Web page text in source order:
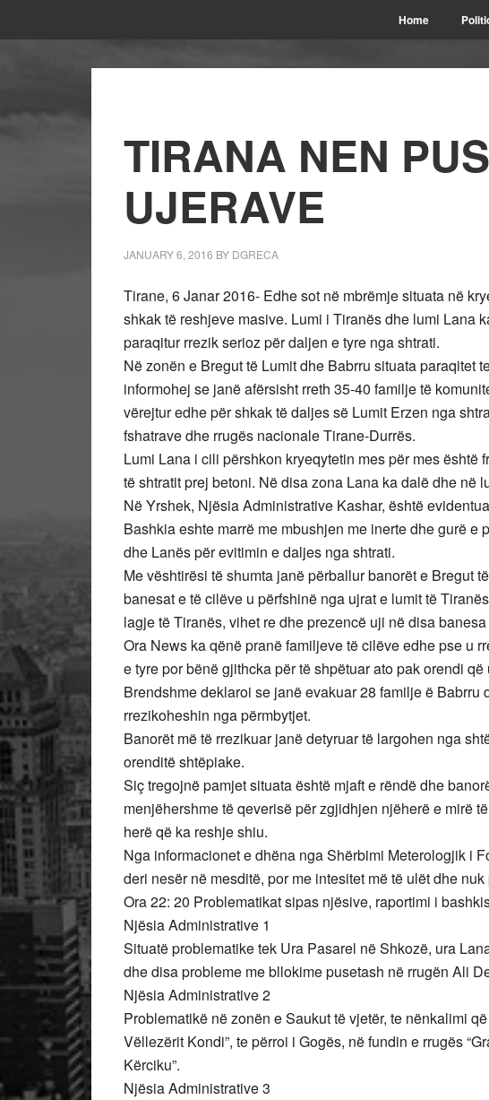
Home
TIRANA NEN
UJERAVE
JANUARY 6, 2016 BY DGRECA
Tirane, 6 Janar 2016- Edhe sot në mbrëmje situata në
shkak të reshjeve masive. Lumi i Tiranës dhe lumi Lana
paraqitur rrezik serioz për daljen e tyre nga shtrati.
Në zonën e Bregut të Lumit dhe Babrru situata paraqitet
informohej se janë afërsisht rreth 35-40 familje të
vërejtur edhe për shkak të daljes së Lumit Erzen nga
fshatrave dhe rrugës nacionale Tirane-Durrës.
Lumi Lana i cili përshkon kryeqytetin mes për mes është
të shtratit prej betoni. Në disa zona Lana ka dalë dhe në
Në Yrshek, Njësia Administrative Kashar, është
Bashkia eshte marrë me mbushjen me inerte dhe gurë e
dhe Lanës për evitimin e daljes nga shtrati.
Me vështirësi të shumta janë përballur banorët e Bregut
banesat e të cilëve u përfshinë nga ujrat e lumit të
lagje të Tiranës, vihet re dhe prezencë uji në disa
Ora News ka qënë pranë familjeve të cilëve edhe pse u
e tyre por bënë gjithcka për të shpëtuar ato pak orendi
Brendshme deklaroi se janë evakuar 28 familje ë Babrru
rrezikoheshin nga përmbytjet.
Banorët më të rrezikuar janë detyruar të largohen nga
orenditë shtëpiake.
Siç tregojnë pamjet situata është mjaft e rëndë dhe
menjëhershme të qeverisë për zgjidhjen njëherë e mirë
herë që ka reshje shiu.
Nga informacionet e dhëna nga Shërbimi Meterologjik i
deri nesër në mesditë, por me intesitet më të ulët dhe
Ora 22: 20 Problematikat sipas njësive, raportimi i
Njësia Administrative 1
Situatë problematike tek Ura Pasarel në Shkozë, ura
dhe disa probleme me bllokime pusetash në rrugën Ali
Njësia Administrative 2
Problematikë në zonën e Saukut të vjetër, te nënkalimi
Vëllezërit Kondi”, te përroi i Gogës, në fundin e rrugës
Kërciku”.
Njësia Administrative 3